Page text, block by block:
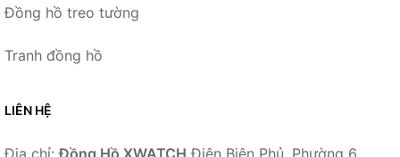
Đồng hồ treo tường
Tranh đồng hồ
LIÊN HỆ
Địa chỉ:Đồng Hồ XWATCH Điện Biên Phủ, Phường 6,